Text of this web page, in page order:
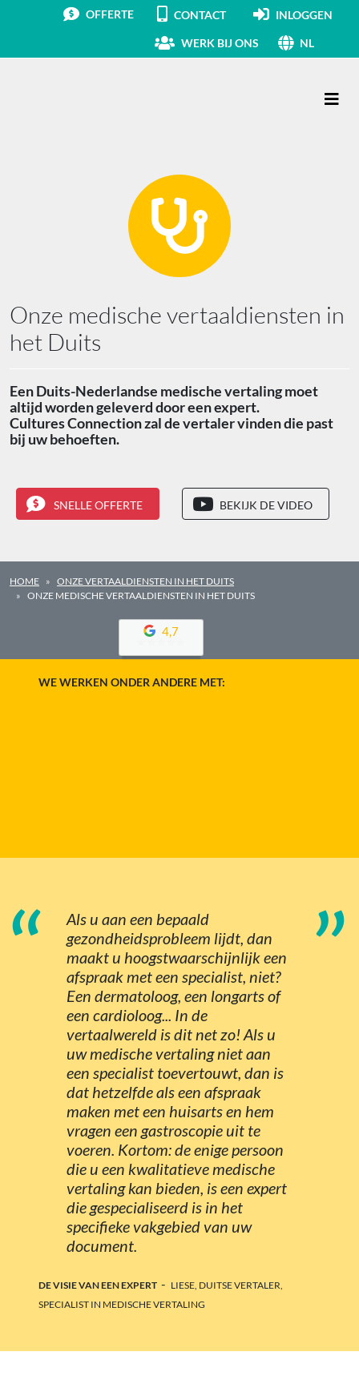
OFFERTE CONTACT INLOGGEN
WERK BIJ ONS NL
Onze medische vertaaldiensten in
het Duits
Een Duits-Nederlandse medische vertaling moet
altijd worden geleverd door een expert.
Cultures Connection zal de vertaler vinden die past
bij uw behoeften.
SNELLE OFFERTE BEKIJK DE VIDEO
HOME
ONZE VERTAALDIENSTEN IN HET DUITS
ONZE MEDISCHE VERTAALDIENSTEN IN HET DUITS
4,7
WE WERKEN ONDER ANDERE MET:
“
Als u aan een bepaald
gezondheidsprobleem lijdt, dan
maakt u hoogstwaarschijnlijk een
afspraak met een specialist, niet?
Een dermatoloog, een longarts of
een cardioloog... In de
vertaalwereld is dit net zo! Als u
uw medische vertaling niet aan
een specialist toevertouwt, dan is
dat hetzelfde als een afspraak
maken met een huisarts en hem
vragen een gastroscopie uit te
voeren. Kortom: de enige persoon
die u een kwalitatieve medische
vertaling kan bieden, is een expert
die gespecialiseerd is in het
specifieke vakgebied van uw
document.
”
DE VISIE VAN EEN EXPERT - LIESE, DUITSE VERTALER,
SPECIALIST IN MEDISCHE VERTALING